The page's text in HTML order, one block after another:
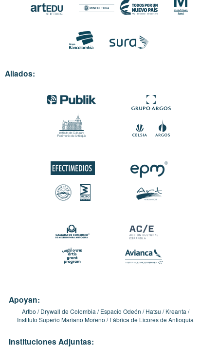
Aliados:
Apoyan:
Artbo Drywall de Colombia Espacio Odeón Hatsu
Kreanta
Instituto Superio Mariano Moreno
Fábrica de Licores de Antioquia
Instituciones Adjuntas: